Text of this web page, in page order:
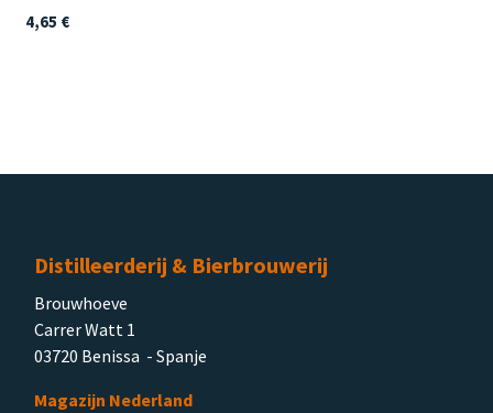
4,65 €
Distilleerderij & Bierbrouwerij
Brouwhoeve
Carrer Watt 1
03720 Benissa - Spanje
Magazijn Nederland